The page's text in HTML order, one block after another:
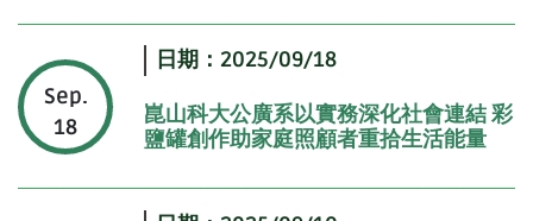
Sep.
18
日期：2025/09/18
崑山科大公廣系以實務深化社會連結 彩
鹽罐創作助家庭照顧者重拾生活能量